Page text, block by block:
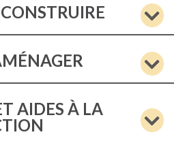
AIDES À LA